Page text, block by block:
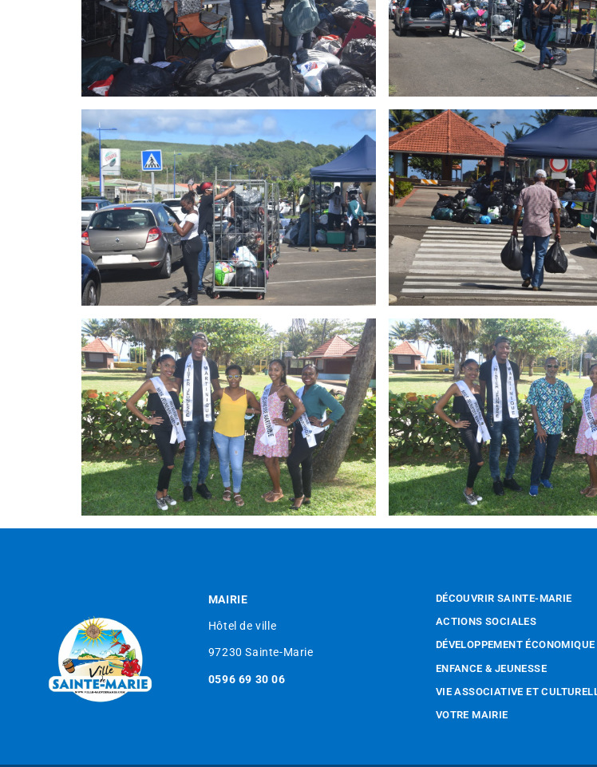
MAIRIE
Hôtel de ville
97230 Sainte-Marie
0596 69 30 06
DÉCOUVRIR SAINTE-MARIE
ACTIONS SOCIALES
DÉVELOPPEMENT ÉCONOMIQUE
ENFANCE & JEUNESSE
VIE ASSOCIATIVE ET
VOTRE MAIRIE